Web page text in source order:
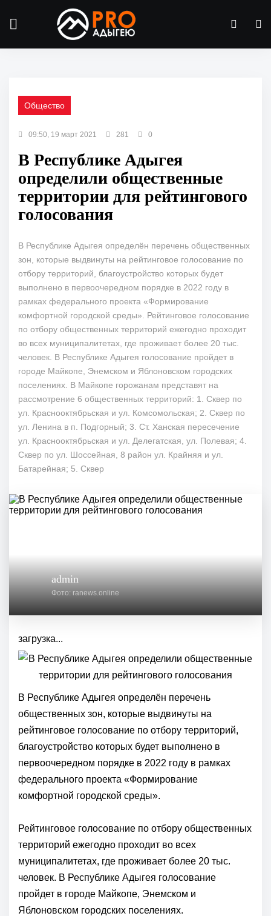
Общество
09:50, 19 март 2021 281 0
В Республике Адыгея
определили общественные
территории для рейтингового
голосования
В Республике Адыгея определён перечень общественных
зон, которые выдвинуты на рейтинговое голосование по
отбору территорий, благоустройство которых будет
выполнено в первоочередном порядке в 2022 году в
рамках федерального проекта «Формирование
комфортной городской среды». Рейтинговое голосование
по отбору общественных территорий ежегодно проходит
во всех муниципалитетах, где проживает более 20 тыс.
человек. В Республике Адыгея голосование пройдет в
городе Майкопе, Энемском и Яблоновском городских
поселениях. В Майкопе горожанам представят на
рассмотрение 6 общественных территорий: 1. Сквер по
ул. Краснооктябрьская и ул. Комсомольская; 2. Сквер по
ул. Ленина в п. Подгорный; 3. Ст. Ханская пересечение
ул. Краснооктябрьская и ул. Делегатская, ул. Полевая; 4.
Сквер по ул. Шоссейная, 8 район ул. Крайняя и ул.
Батарейная; 5. Сквер
admin
Фото: ranews.online
загрузка...
В Республике Адыгея определён перечень
общественных зон, которые выдвинуты на
рейтинговое голосование по отбору территорий,
благоустройство которых будет выполнено в
первоочередном порядке в 2022 году в рамках
федерального проекта «Формирование
комфортной городской среды».
Рейтинговое голосование по отбору общественных
территорий ежегодно проходит во всех
муниципалитетах, где проживает более 20 тыс.
человек. В Республике Адыгея голосование
пройдет в городе Майкопе, Энемском и
Яблоновском городских поселениях.